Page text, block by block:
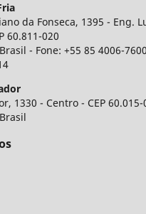
da Fonseca, 1395 - Eng.
60.811-020
- Fone: +55 85 4006-
1330 - Centro - CEP 60.015-